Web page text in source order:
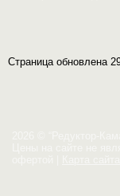
Страница обновлена